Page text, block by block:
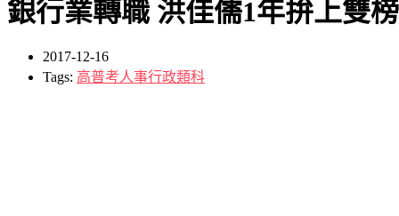
銀行業轉職 洪佳儒1年拚上雙
2017-12-16
Tags: 高普考人事行政類科